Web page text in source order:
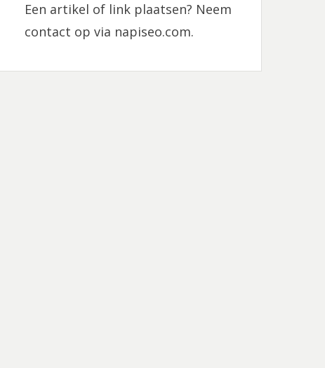
Een artikel of link plaatsen? Neem
contact op via napiseo.com.